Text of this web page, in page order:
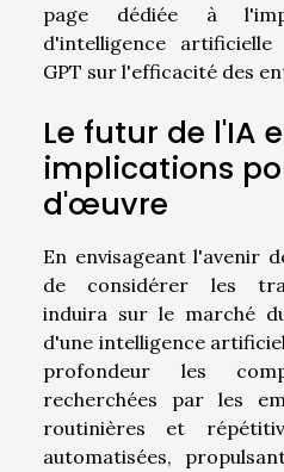
page dédiée à
d'intelligence
GPT sur l'efficacité des
Le futur de l'IA
implications
d'œuvre
En envisageant l'avenir
de considérer les
induira sur le marché
d'une intelligence
profondeur les
recherchées par les
routinières et
automatisées,